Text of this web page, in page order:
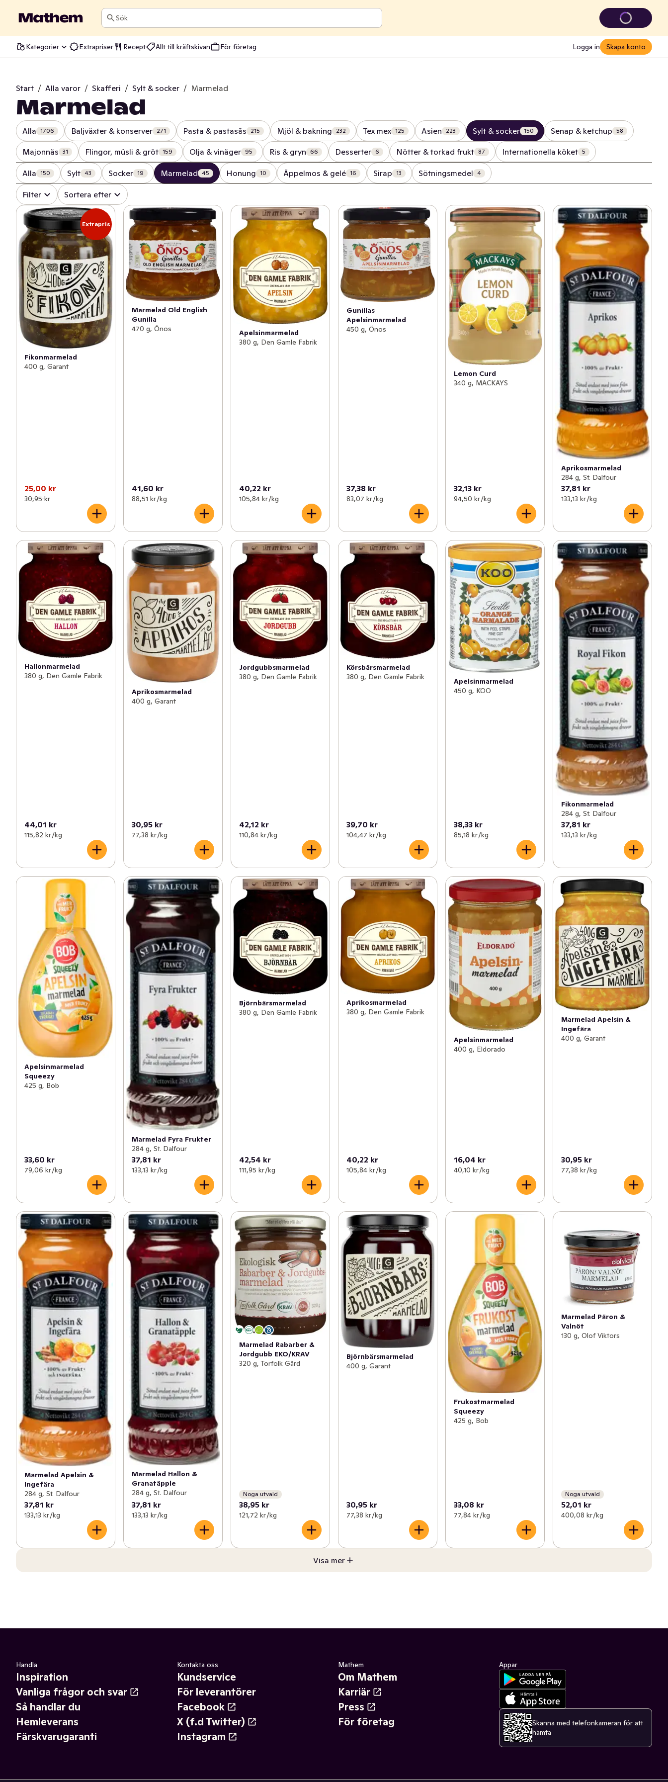
Sök
Kategorier Extrapriser Recept Allt till kräftskivan För företag Logga in Skapa konto
Start / Alla varor / Skafferi / Sylt & socker / Marmelad
Marmelad
Alla 1706 Baljväxter & konserver 271 Pasta & pastasås 215 Mjöl & bakning 232 Tex mex 125 Asien 223 Sylt & socker 150 Senap & ketchup 58
Majonnäs 31 Flingor, müsli & gröt 159 Olja & vinäger 95 Ris & gryn 66 Desserter 6 Nötter & torkad frukt 87 Internationella köket 5
Alla 150 Sylt 43 Socker 19 Marmelad 45 Honung 10 Äppelmos & gelé 16 Sirap 13 Sötningsmedel 4
Filter Sortera efter
Extrapris
Fikonmarmelad
400 g, Garant
25,00 kr
30,95 kr
Marmelad Old English
Gunilla
470 g, Önos
41,60 kr
88,51 kr /kg
Apelsinmarmelad
380 g, Den Gamle Fabrik
40,22 kr
105,84 kr /kg
Gunillas
Apelsinmarmelad
450 g, Önos
37,38 kr
83,07 kr /kg
Lemon Curd
340 g, MACKAYS
32,13 kr
94,50 kr /kg
Aprikosmarmelad
284 g, St. Dalfour
37,81 kr
133,13 kr /kg
Hallonmarmelad
380 g, Den Gamle Fabrik
44,01 kr
115,82 kr /kg
Aprikosmarmelad
400 g, Garant
30,95 kr
77,38 kr /kg
Jordgubbsmarmelad
380 g, Den Gamle Fabrik
42,12 kr
110,84 kr /kg
Körsbärsmarmelad
380 g, Den Gamle Fabrik
39,70 kr
104,47 kr /kg
Apelsinmarmelad
450 g, KOO
38,33 kr
85,18 kr /kg
Fikonmarmelad
284 g, St. Dalfour
37,81 kr
133,13 kr /kg
Apelsinmarmelad
Squeezy
425 g, Bob
33,60 kr
79,06 kr /kg
Marmelad Fyra Frukter
284 g, St. Dalfour
37,81 kr
133,13 kr /kg
Björnbärsmarmelad
380 g, Den Gamle Fabrik
42,54 kr
111,95 kr /kg
Aprikosmarmelad
380 g, Den Gamle Fabrik
40,22 kr
105,84 kr /kg
Apelsinmarmelad
400 g, Eldorado
16,04 kr
40,10 kr /kg
Marmelad Apelsin &
Ingefära
400 g, Garant
30,95 kr
77,38 kr /kg
Marmelad Apelsin &
Ingefära
284 g, St. Dalfour
37,81 kr
133,13 kr /kg
Marmelad Hallon &
Granatäpple
284 g, St. Dalfour
37,81 kr
133,13 kr /kg
Marmelad Rabarber &
Jordgubb EKO/KRAV
320 g, Torfolk Gård
Noga utvald
38,95 kr
121,72 kr /kg
Björnbärsmarmelad
400 g, Garant
30,95 kr
77,38 kr /kg
Frukostmarmelad
Squeezy
425 g, Bob
33,08 kr
77,84 kr /kg
Marmelad Päron &
Valnöt
130 g, Olof Viktors
Noga utvald
52,01 kr
400,08 kr /kg
Visa mer
Handla
Inspiration
Vanliga frågor och svar
Så handlar du
Hemleverans
Färskvarugaranti
Kontakta oss
Kundservice
För leverantörer
Facebook
X (f.d Twitter)
Instagram
Mathem
Om Mathem
Karriär
Press
För företag
Appar
Skanna med telefonkameran för att
hämta